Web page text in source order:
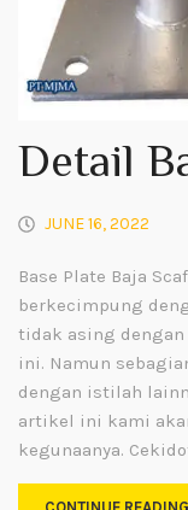
Detail
JUNE 16, 2022
Base Plate Baja
berkecimpung
tidak asing
ini. Namun
dengan istilah
artikel ini kami
kegunaanya.